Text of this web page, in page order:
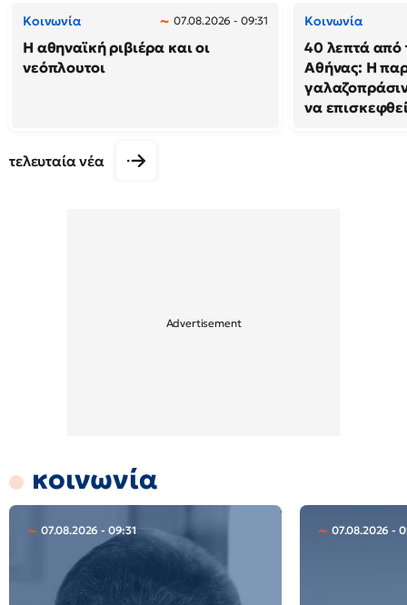
Κοινωνία 07.08.2026 - 09:31
Η αθηναϊκή ριβιέρα και οι
νεόπλουτοι
Κοινωνία
40 λεπτά από
Αθήνας: Η
να
τελευταία νέα
κοινωνία
07.08.2026 - 09:31 07.08.2026 -